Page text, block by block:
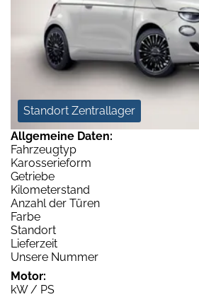
Standort Zentrallager
Allgemeine Daten:
Fahrzeugtyp
Karosserieform
Getriebe
Kilometerstand
Anzahl der Türen
Farbe
Standort
Lieferzeit
Unsere Nummer
Motor:
kW / PS